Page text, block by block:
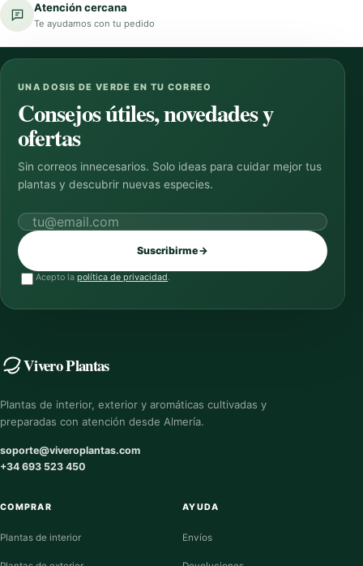
Atención cercana
Te ayudamos con tu pedido
UNA DOSIS DE VERDE EN TU CORREO
Consejos útiles, novedades y
ofertas
Sin correos innecesarios. Solo ideas para cuidar mejor tus
plantas y descubrir nuevas especies.
Correo electrónico
Suscribirme→
Acepto la política de privacidad.
Vivero Plantas
Plantas de interior, exterior y aromáticas cultivadas y
preparadas con atención desde Almería.
soporte@viveroplantas.com
+34 693 523 450
COMPRAR
Plantas de interior
AYUDA
Envíos